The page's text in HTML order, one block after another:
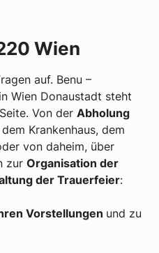
Wien
auf. Benu –
Wien Donaustadt steht
Von der Abholung
Krankenhaus, dem
von daheim, über
zur Organisation der
der Trauerfeier:
Vorstellungen und zu